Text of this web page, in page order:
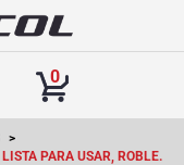
0
PARA USAR, ROBLE.